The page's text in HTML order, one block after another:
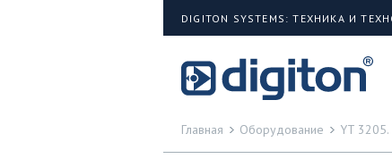
DIGITON SYSTEMS: ТЕХНИКА И
Главная Оборудование YT 3205.